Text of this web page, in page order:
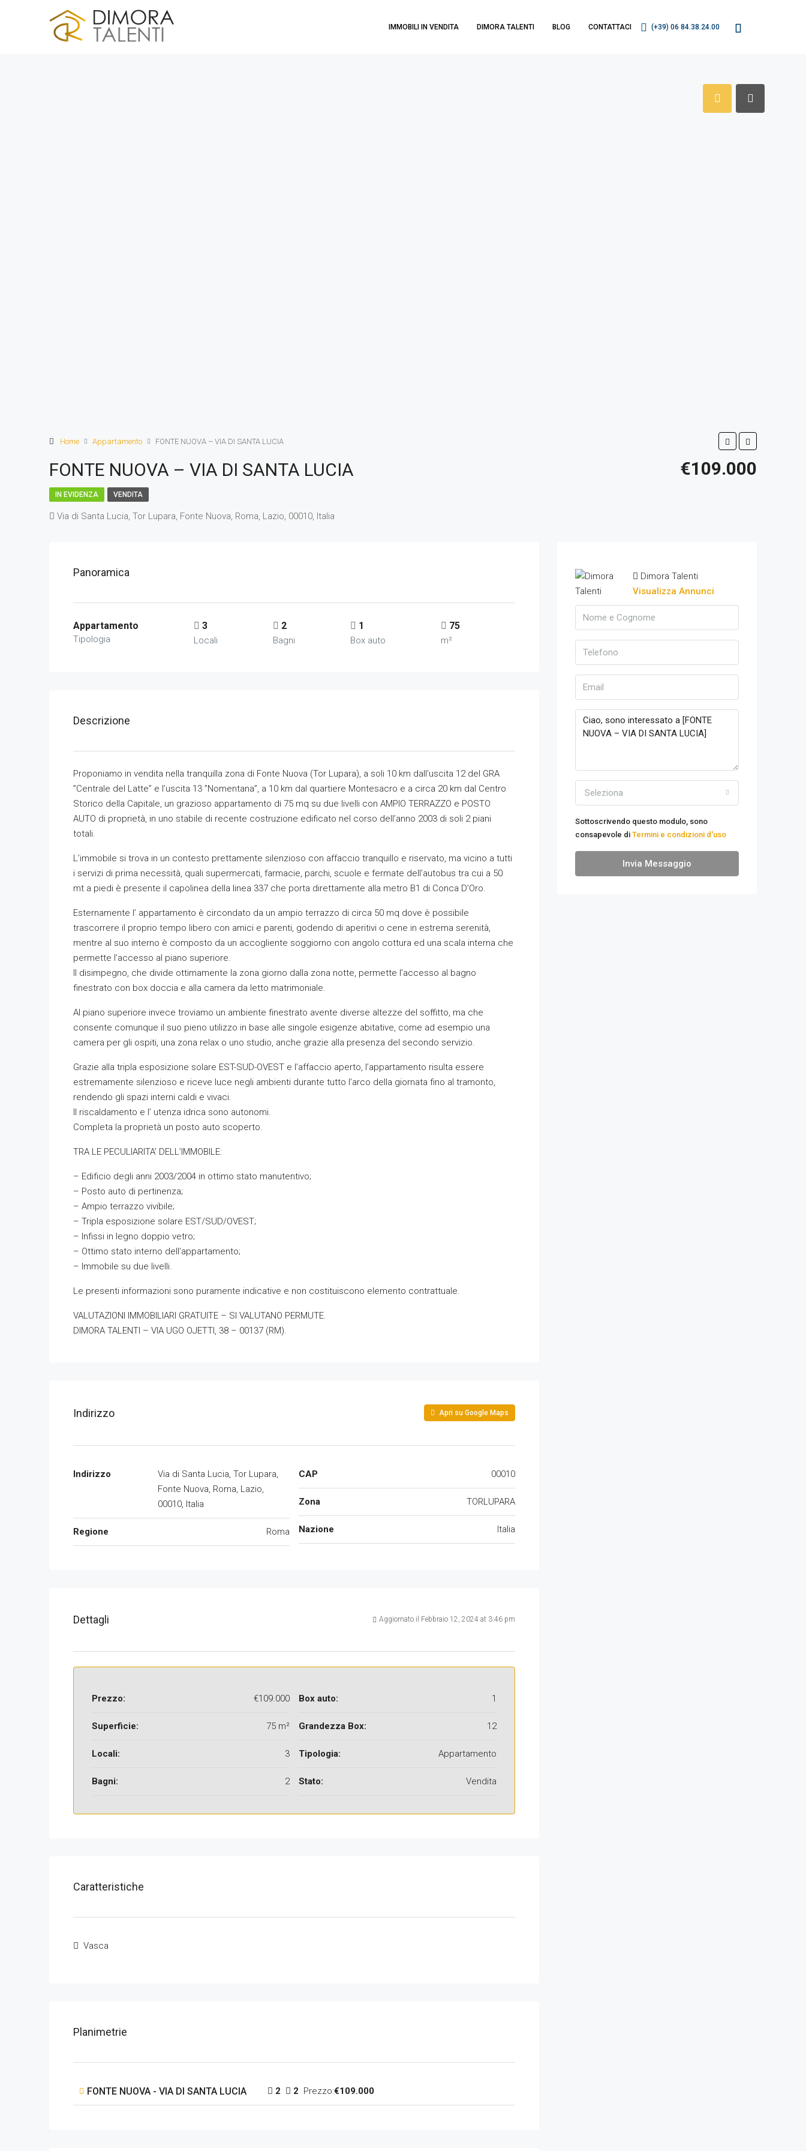
IMMOBILI IN VENDITA DIMORA TALENTI BLOG CONTATTACI (+39) 06 84.38.24.00
Home Appartamento FONTE NUOVA – VIA DI SANTA LUCIA
FONTE NUOVA – VIA DI SANTA LUCIA €109.000
IN EVIDENZA VENDITA
Via di Santa Lucia, Tor Lupara, Fonte Nuova, Roma, Lazio, 00010, Italia
Panoramica
Appartamento
Tipologia
3
Locali
2
Bagni
1
Box auto
75
m²
Descrizione
Proponiamo in vendita nella tranquilla zona di Fonte Nuova (Tor Lupara), a soli 10 km dall’uscita 12 del GRA
”Centrale del Latte” e l’uscita 13 ”Nomentana”, a 10 km dal quartiere Montesacro e a circa 20 km dal Centro
Storico della Capitale, un grazioso appartamento di 75 mq su due livelli con AMPIO TERRAZZO e POSTO
AUTO di proprietà, in uno stabile di recente costruzione edificato nel corso dell’anno 2003 di soli 2 piani
totali.
L’immobile si trova in un contesto prettamente silenzioso con affaccio tranquillo e riservato, ma vicino a tutti
i servizi di prima necessità, quali supermercati, farmacie, parchi, scuole e fermate dell’autobus tra cui a 50
mt a piedi è presente il capolinea della linea 337 che porta direttamente alla metro B1 di Conca D’Oro.
Esternamente l’ appartamento è circondato da un ampio terrazzo di circa 50 mq dove è possibile
trascorrere il proprio tempo libero con amici e parenti, godendo di aperitivi o cene in estrema serenità,
mentre al suo interno è composto da un accogliente soggiorno con angolo cottura ed una scala interna che
permette l’accesso al piano superiore.
Il disimpegno, che divide ottimamente la zona giorno dalla zona notte, permette l’accesso al bagno
finestrato con box doccia e alla camera da letto matrimoniale.
Al piano superiore invece troviamo un ambiente finestrato avente diverse altezze del soffitto, ma che
consente comunque il suo pieno utilizzo in base alle singole esigenze abitative, come ad esempio una
camera per gli ospiti, una zona relax o uno studio, anche grazie alla presenza del secondo servizio.
Grazie alla tripla esposizione solare EST-SUD-OVEST e l’affaccio aperto, l’appartamento risulta essere
estremamente silenzioso e riceve luce negli ambienti durante tutto l’arco della giornata fino al tramonto,
rendendo gli spazi interni caldi e vivaci.
Il riscaldamento e l’ utenza idrica sono autonomi.
Completa la proprietà un posto auto scoperto.
TRA LE PECULIARITA’ DELL’IMMOBILE:
– Edificio degli anni 2003/2004 in ottimo stato manutentivo;
– Posto auto di pertinenza;
– Ampio terrazzo vivibile;
– Tripla esposizione solare EST/SUD/OVEST;
– Infissi in legno doppio vetro;
– Ottimo stato interno dell’appartamento;
– Immobile su due livelli.
Le presenti informazioni sono puramente indicative e non costituiscono elemento contrattuale.
VALUTAZIONI IMMOBILIARI GRATUITE – SI VALUTANO PERMUTE.
DIMORA TALENTI – VIA UGO OJETTI, 38 – 00137 (RM).
Indirizzo Apri su Google Maps
Indirizzo
Via di Santa Lucia, Tor Lupara,
Fonte Nuova, Roma, Lazio,
00010, Italia
Regione Roma
CAP 00010
Zona TORLUPARA
Nazione Italia
Dettagli Aggiornato il Febbraio 12, 2024 at 3:46 pm
Prezzo: €109.000
Superficie: 75 m²
Locali: 3
Bagni: 2
Box auto: 1
Grandezza Box: 12
Tipologia: Appartamento
Stato: Vendita
Caratteristiche
Vasca
Planimetrie
FONTE NUOVA - VIA DI SANTA LUCIA 2 2 Prezzo:€109.000
Dimora Talenti
Visualizza Annunci
Seleziona
Sottoscrivendo questo modulo, sono
consapevole di Termini e condizioni d'uso
Invia Messaggio